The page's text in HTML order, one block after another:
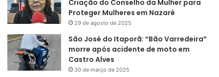
Criação do Conselho da Mulher para
Proteger Mulheres em Nazaré
29 de agosto de 2025
São José do Itaporã: “Bão Varredeira”
morre após acidente de moto em
Castro Alves
30 de março de 2025